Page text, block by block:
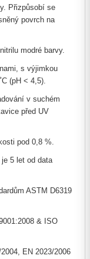
Přizpůsobí se
povrch na
modré barvy.
s výjimkou
(pH < 4,5).
v suchém
před UV
pod 0,8 %.
5 let od data
ASTM D6319
& ISO
EN 2023/2006